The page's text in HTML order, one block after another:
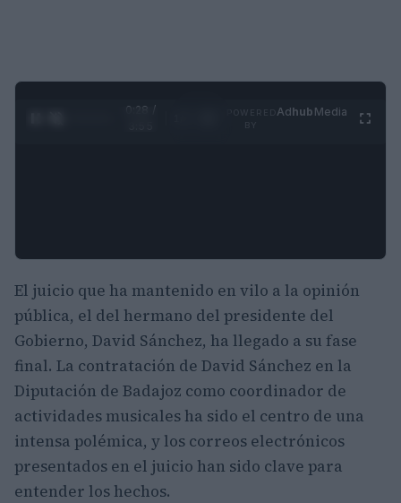
0:29 /
Adhub Media
El juicio que ha mantenido en vilo a la opinión
pública, el del hermano del presidente del
Gobierno, David Sánchez, ha llegado a su fase
final. La contratación de David Sánchez en la
Diputación de Badajoz como coordinador de
actividades musicales ha sido el centro de una
intensa polémica, y los correos electrónicos
presentados en el juicio han sido clave para
entender los hechos.